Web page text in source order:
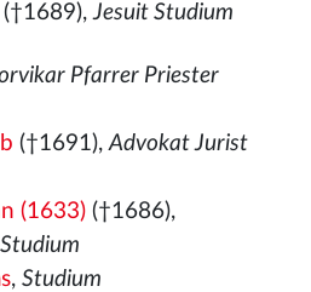
(†1689),Jesuit Studium
Pfarrer Priester
(†1691),Advokat Jurist
(1633)(†1686),
, Studium